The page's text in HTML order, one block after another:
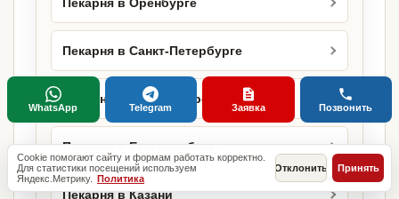
Пекарня в Оренбурге
Пекарня в Санкт-Петербурге
Пекарня в Новосибирске
Пекарня в Екатеринбурге
Пекарня в Казани
Cookie помогают сайту и формам работать корректно.
Для статистики посещений используем
Яндекс.Метрику. Политика
Отклонить Принять
WhatsApp Telegram Заявка Позвонить